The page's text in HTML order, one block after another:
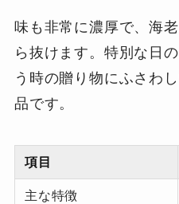
味も非常に濃厚で、海
ら抜けます。特別な日
う時の贈り物にふさわ
品です。
項目
主な特徴